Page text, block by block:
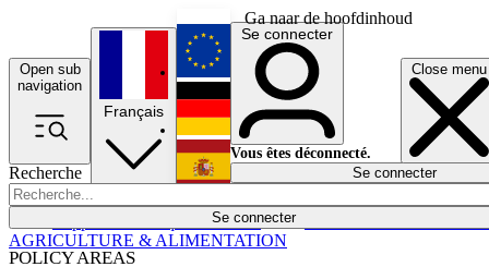
Ga naar de hoofdinhoud
Open sub
navigation
Close menu
Recherche
Se connecter
POLICY AREAS
Économie
Français
English
Deutsch
Español
Se connecter
Vous êtes déconnecté.
Se connecter
AGRICULTURE & ALIMENTATION